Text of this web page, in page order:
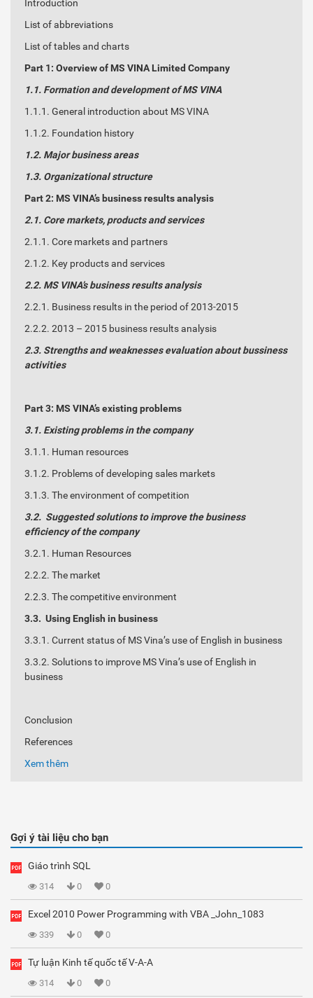
Introduction
List of abbreviations
List of tables and charts
Part 1: Overview of MS VINA Limited Company
1.1. Formation and development of MS VINA
1.1.1. General introduction about MS VINA
1.1.2. Foundation history
1.2. Major business areas
1.3. Organizational structure
Part 2: MS VINA’s business results analysis
2.1. Core markets, products and services
2.1.1. Core markets and partners
2.1.2. Key products and services
2.2. MS VINA’s business results analysis
2.2.1. Business results in the period of 2013-2015
2.2.2. 2013 – 2015 business results analysis
2.3. Strengths and weaknesses evaluation about bussiness
activities
Part 3: MS VINA’s existing problems
3.1. Existing problems in the company
3.1.1. Human resources
3.1.2. Problems of developing sales markets
3.1.3. The environment of competition
3.2. Suggested solutions to improve the business
efficiency of the company
3.2.1. Human Resources
2.2.2. The market
2.2.3. The competitive environment
3.3. Using English in business
3.3.1. Current status of MS Vina’s use of English in business
3.3.2. Solutions to improve MS Vina’s use of English in
business
Conclusion
References
Xem thêm
Gợi ý tài liệu cho bạn
Giáo trình SQL
314 0 0
Excel 2010 Power Programming with VBA _John_1083
339 0 0
Tự luận Kinh tế quốc tế V-A-A
314 0 0